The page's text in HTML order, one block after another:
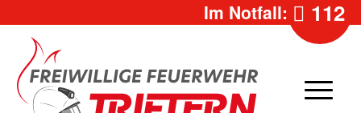
Im Notfall: 112